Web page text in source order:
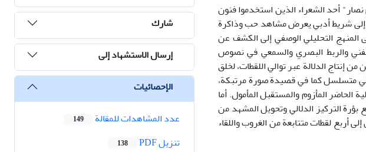
أحد الشعراء الذين استخدموا فنون
إلى شريط أدبي يعرض مشاهد حب وذاكرة
المنهج التحليلي الوصفي إلى الكشف عن
والربط البصري والسمعي في نصوص
إنتاج الدلالة عبر توالي اللقطات، لخلق
متسلسل كما في قصيدة صورة مرتبكة،
المأزوم والمستقبل المأمول. أما
التركيز الدلالي وتحويل المشهد من
أربع لقطات متتابعة من الغروب واللقاء
شارك
إرسال الاستشهاد إلى
الإحصائيات
عدد المشاهدات للمقالة
149
تنزیل PDF 138